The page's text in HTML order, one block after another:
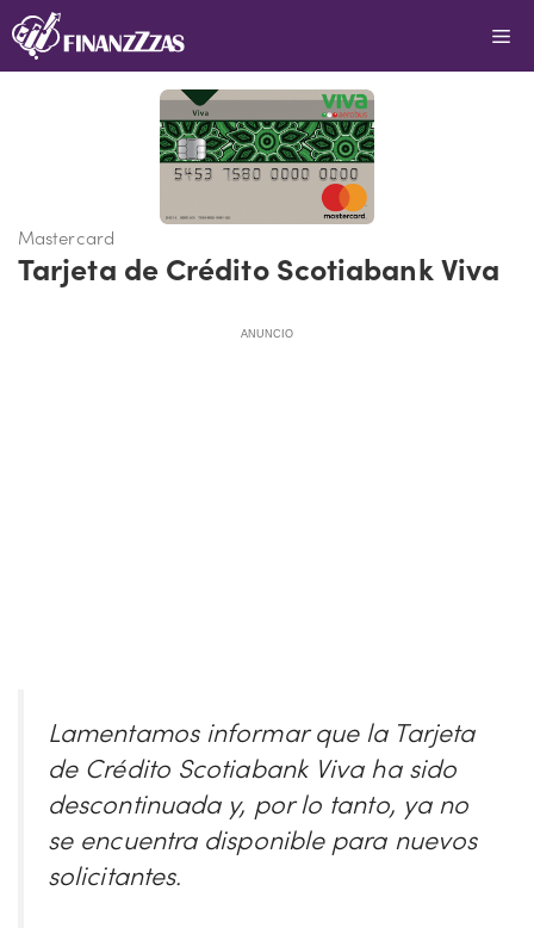
Saltar
al
Mastercard
Tarjeta de Crédito Scotiabank Viva
ANUNCIO
Lamentamos informar que la Tarjeta
de Crédito Scotiabank Viva ha sido
descontinuada y, por lo tanto, ya no
se encuentra disponible para nuevos
solicitantes.